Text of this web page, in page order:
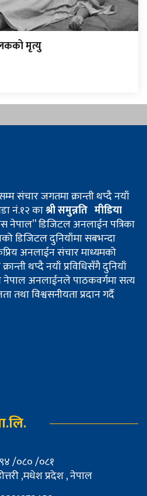
मृत्यु
संचार जगतमा क्रान्ती थप्दै नयाँ
नं.१२ काश्री समुन्नति मीडिया
डिजिटल अनलाईन पत्रिका
डिजिटल दुनियाँमा सबभन्दा
अनलाईन संचार माध्यमको
थप्दै नयाँ प्रविधिसँगै दुनियाँ
अनलाईनले पाठकवर्गमा सत्य
विश्वसनीयता प्रदान गर्दै
/०८० /०८१
,मधेश प्रदेश , नेपाल